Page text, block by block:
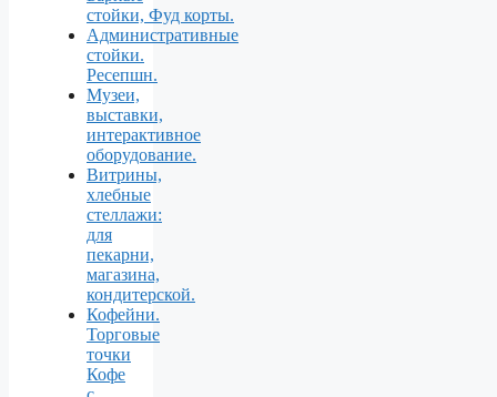
стойки, Фуд корты.
Aдминистративные
стойки.
Ресепшн.
Музеи,
выставки,
интерактивное
оборудование.
Витрины,
хлебные
стеллажи:
для
пекарни,
магазина,
кондитерской.
Кофейни.
Торговые
точки
Кофе